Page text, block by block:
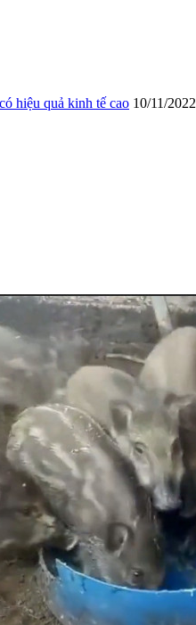
hiệu quả kinh tế cao 10/11/2022